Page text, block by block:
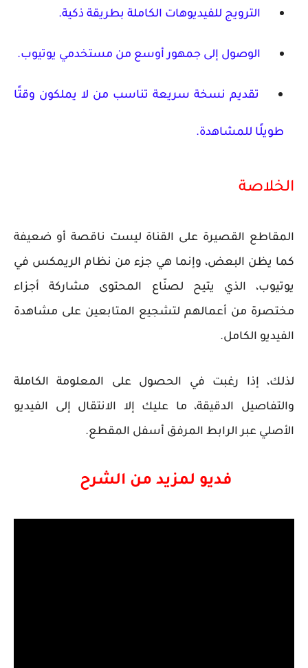
الترويج للفيديوهات الكاملة بطريقة ذكية.
الوصول إلى جمهور أوسع من مستخدمي يوتيوب.
تقديم نسخة سريعة تناسب من لا يملكون وقتًا
طويلًا للمشاهدة.
الخلاصة
المقاطع القصيرة على القناة ليست ناقصة أو ضعيفة
كما يظن البعض، وإنما هي جزء من نظام الريمكس في
يوتيوب، الذي يتيح لصنّاع المحتوى مشاركة أجزاء
مختصرة من أعمالهم لتشجيع المتابعين على مشاهدة
الفيديو الكامل.
لذلك، إذا رغبت في الحصول على المعلومة الكاملة
والتفاصيل الدقيقة، ما عليك إلا الانتقال إلى الفيديو
الأصلي عبر الرابط المرفق أسفل المقطع.
فديو لمزيد من الشرح